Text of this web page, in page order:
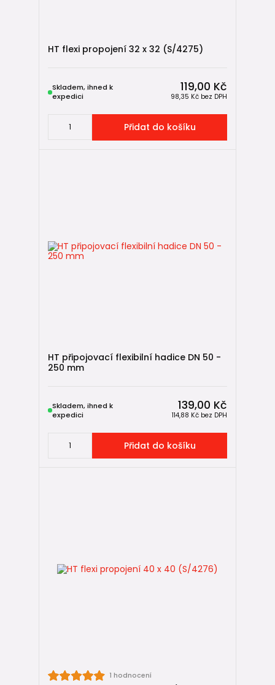
HT flexi propojení 32 x 32 (S/4275)
119,00 Kč
98,35 Kč bez DPH
Skladem, ihned k
expedici
Přidat do košíku
HT připojovací flexibilní hadice DN 50 -
250 mm
139,00 Kč
114,88 Kč bez DPH
Skladem, ihned k
expedici
Přidat do košíku
1 hodnocení